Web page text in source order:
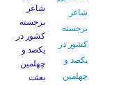
شاعر
برجسته
کشور در
یکصد و
چهلمین
بعثت